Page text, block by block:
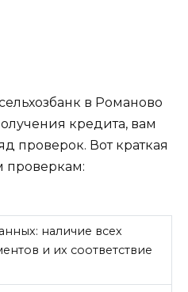
в Романово
кредита, вам
проверок. Вот краткая
проверкам:
наличие всех
и их соответствие